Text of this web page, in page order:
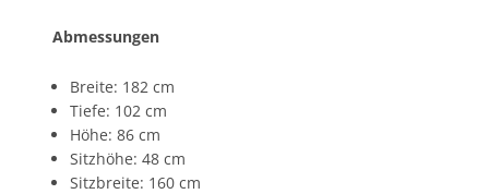
Abmessungen
Breite: 182 cm
Tiefe: 102 cm
Höhe: 86 cm
Sitzhöhe: 48 cm
Sitzbreite: 160 cm